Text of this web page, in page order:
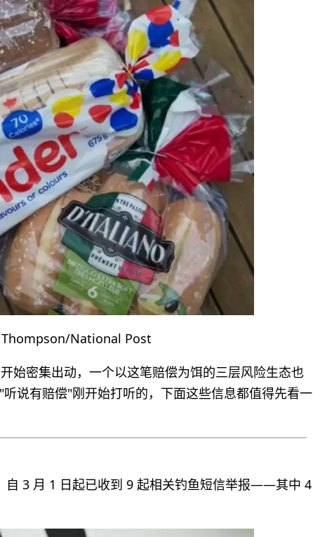
Thompson/National Post
始密集出动，一个以这笔赔偿为饵的三层风险生态也
说有赔偿"刚开始打听的，下面这些信息都值得先看一
自 3 月 1 日起已收到 9 起相关钓鱼短信举报——其中 4